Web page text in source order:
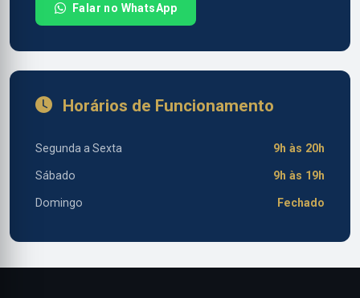
Falar no WhatsApp
Horários de Funcionamento
Segunda a Sexta 9h às 20h
Sábado 9h às 19h
Domingo Fechado